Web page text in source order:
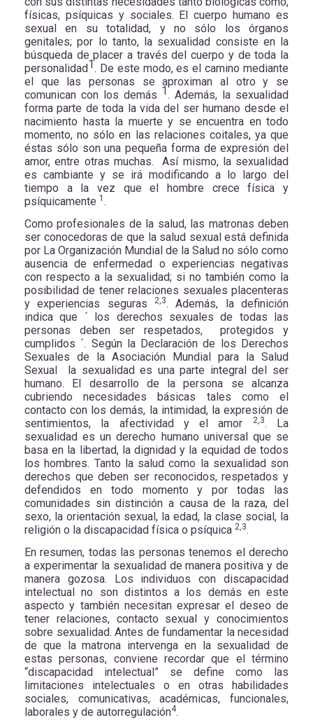
físicas, psíquicas y sociales. El cuerpo humano es
sexual en su totalidad, y no sólo los órganos
genitales; por lo tanto, la sexualidad consiste en la
búsqueda de placer a través del cuerpo y de toda la
personalidad1. De este modo, es el camino mediante
el que las personas se aproximan al otro y se
comunican con los demás 1. Además, la sexualidad
forma parte de toda la vida del ser humano desde el
nacimiento hasta la muerte y se encuentra en todo
momento,no sólo en las relaciones coitales, ya que
éstas sólo son una pequeña forma de expresión del
amor, entre otras muchas. Así mismo, la sexualidad
es cambiante y se irá modificando a lo largo del
tiempo a la vez que el hombre crece física y
psíquicamente 1 .
Como profesionales de la salud, las matronas deben
ser conocedoras de que la salud sexual está definida
por La Organización Mundial de la Salud no sólo como
ausencia de enfermedad o experiencias negativas
con respecto a la sexualidad; si no también como la
posibilidad de tener relaciones sexuales placenteras
y experiencias seguras
2,3. Además, la definición
indica que ´ los derechos sexuales de todas las
personas deben ser respetados, protegidos y
cumplidos ´. Según la Declaración de los Derechos
Sexuales de la Asociación Mundial para la Salud
Sexual la sexualidad es una parte integral del ser
humano. El desarrollo de la persona se alcanza
cubriendo necesidades básicas tales como el
contacto con los demás, la intimidad, la expresión de
sentimientos, la afectividad y el amor
2,3. La
sexualidad es un derecho humano universal que se
basa en la libertad, la dignidad y la equidad de todos
los hombres. Tanto la salud como la sexualidad son
derechos que deben ser reconocidos, respetados y
defendidos en todo momento y por todas las
comunidades sin distinción a causa de la raza, del
sexo, la orientación sexual, la edad, la clase social, la
religión o la discapacidad física o psíquica 2,3.
En resumen, todas las personas tenemos el derecho
a experimentar la sexualidad de manera positiva y de
manera gozosa. Los individuos con discapacidad
intelectual no son distintos a los demás en este
aspecto y también necesitan expresar el deseo de
tener relaciones, contacto sexual y conocimientos
sobre sexualidad. Antes de fundamentar la necesidad
de que la matrona intervenga en la sexualidad de
estas personas, conviene recordar que el término
“discapacidad intelectual” se define como las
limitaciones intelectuales o en otras habilidades
sociales, comunicativas, académicas, funcionales,
laborales y de autorregulación4.